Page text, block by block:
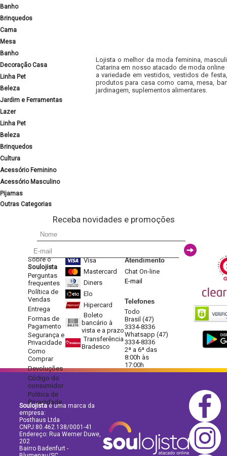
Banho
Brinquedos
Cama
Mesa
Banho
Decoração Casa
Linha Pet
Beleza
Jardim e Ferramentas
Lazer
Linha Pet
Beleza
Brinquedos
Cultura
Acessório Feminino
Acessório Masculino
Pijamas
Outras Categorias
Lojista o melhor da moda feminina,
Catarina em nosso atacado de moda
a variedade em vestidos, vestidos de
produtos para casa como cama, mesa,
jardinagem, suplementos alimentares.
Receba novidades e promoções
Sobre o
Soulojista
Perguntas
frequentes
Política de
Vendas
Entrega
Formas de
Pagamento
Segurança e
Privacidade
Como
Comprar
Devoluções
Código do
consumidor
Política de
Privacidade
Visa
Mastercard
Diners
Elo
Hipercard
Boleto
bancário à
vista e a prazo
Transferência
Bradesco
Atendimento
Chat On-line
E-mail
Telefones
Todo
Brasil (47)
3334-8336
Whatsapp (47)
3334-8336
2ª a 6ª das
8:00h às
17:00h
Soulojistaé uma marca da
empresa:
Posthaus Ltda
CNPJ:80.462.138/0001-41
Endereço: Rua Werner Duwe,
202
Bairro Badenfurt -